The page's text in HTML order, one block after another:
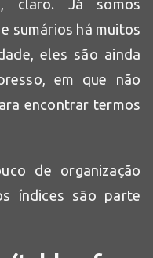
claro. Já somos
sumários há muitos
eles são ainda
em que não
encontrar termos
de organização
índices são parte